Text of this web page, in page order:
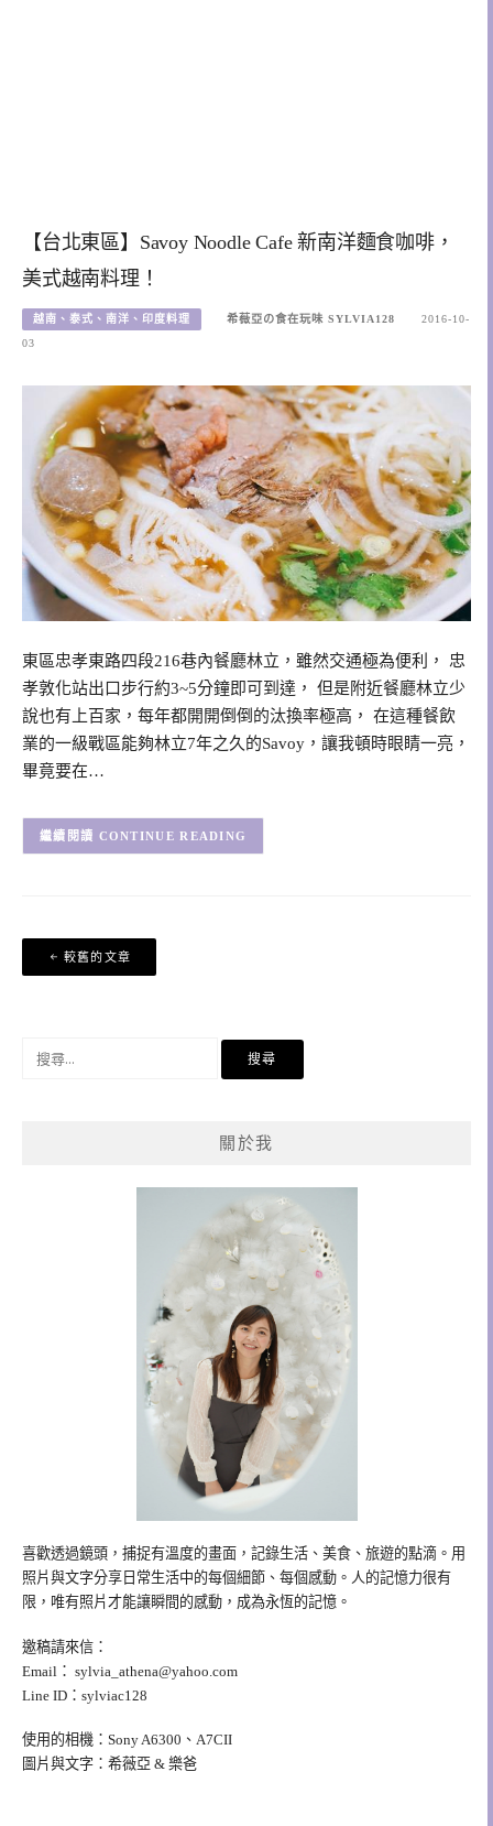
【台北東區】Savoy Noodle Cafe 新南洋麵食咖啡，
美式越南料理！
越南、泰式、南洋、印度料理 希薇亞の食在玩味 SYLVIA128
2016-10-
03
東區忠孝東路四段216巷內餐廳林立，雖然交通極為便利， 忠
孝敦化站出口步行約3~5分鐘即可到達， 但是附近餐廳林立少
說也有上百家，每年都開開倒倒的汰換率極高， 在這種餐飲
業的一級戰區能夠林立7年之久的Savoy，讓我頓時眼睛一亮，
畢竟要在…
CONTINUE READING
文
章
覽
較舊的文章
關於我
喜歡透過鏡頭，捕捉有溫度的畫面，記錄生活、美食、旅遊的點滴。用
照片與文字分享日常生活中的每個細節、每個感動。人的記憶力很有
限，唯有照片才能讓瞬間的感動，成為永恆的記憶。
邀稿請來信：
Email： sylvia_athena@yahoo.com
Line ID：sylviac128
使用的相機：Sony A6300、A7CII
圖片與文字：希薇亞 & 樂爸